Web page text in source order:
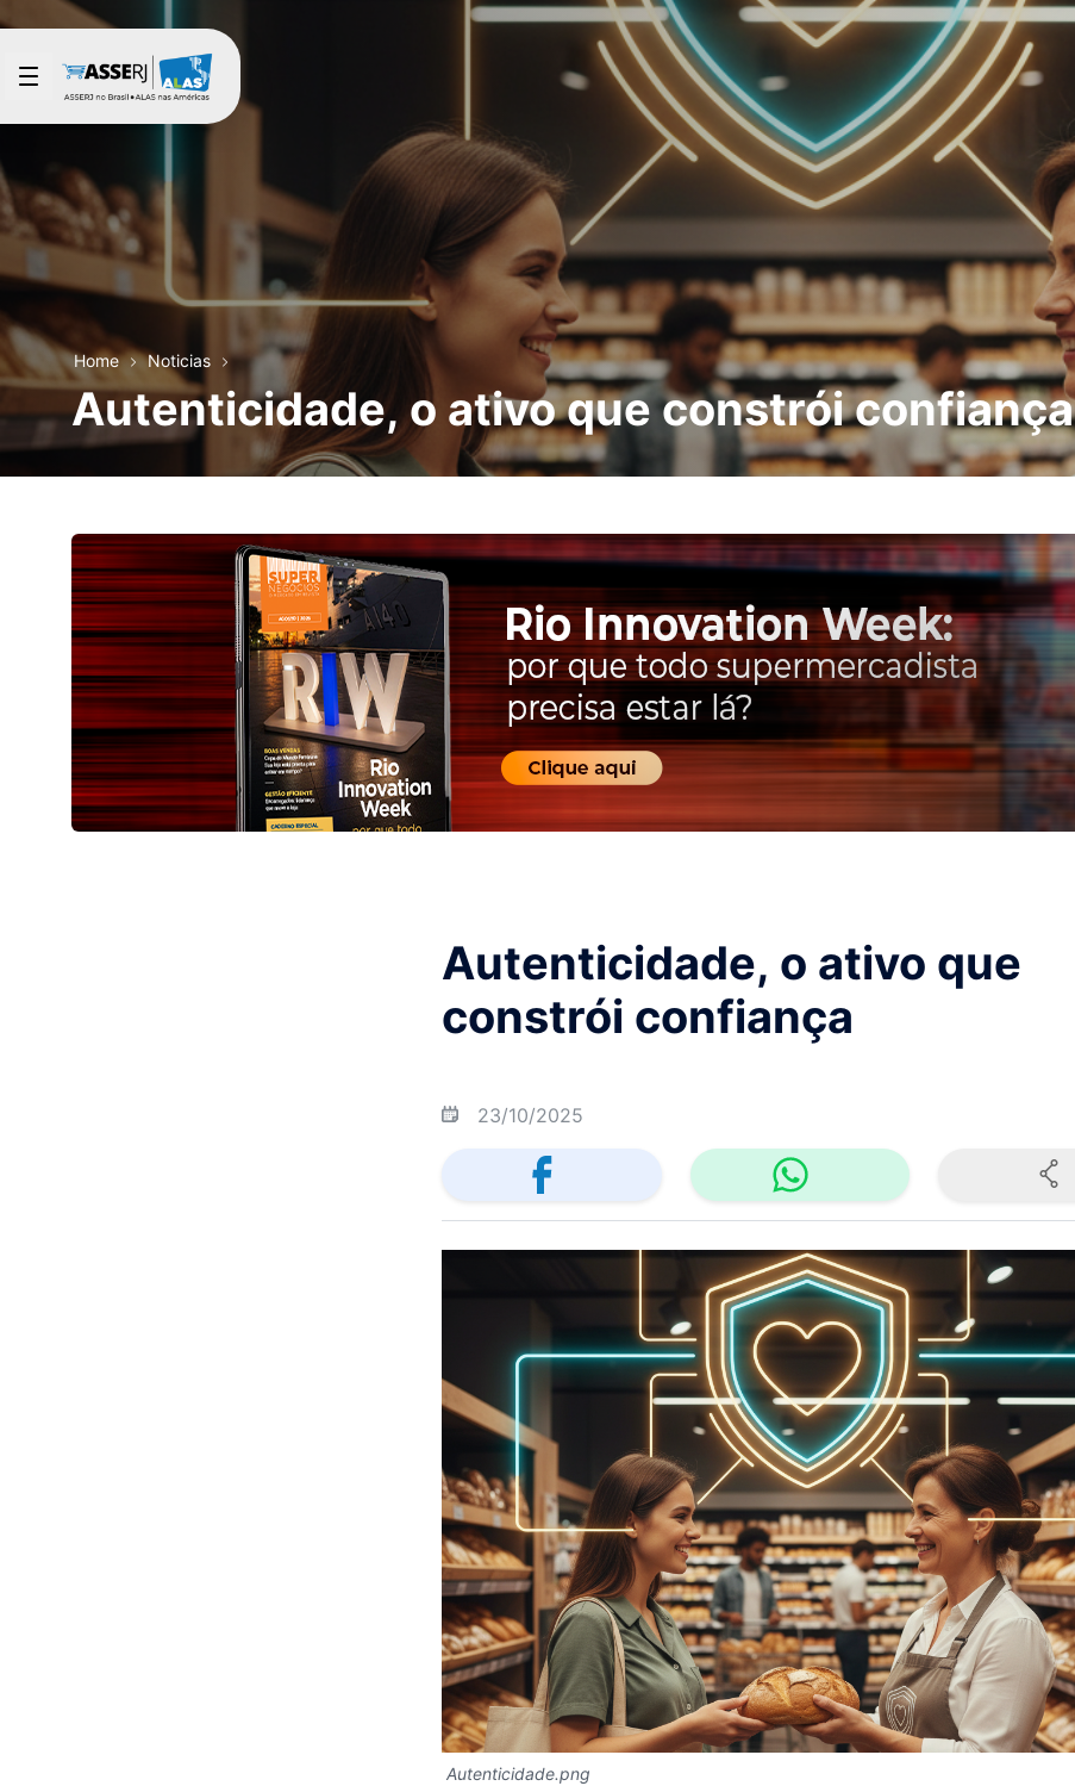
Saltar al contenido principal
Home Noticias
Autenticidade, o ativo que constrói confiança
Autenticidade, o ativo que
constrói confiança
23/10/2025
Autenticidade.png